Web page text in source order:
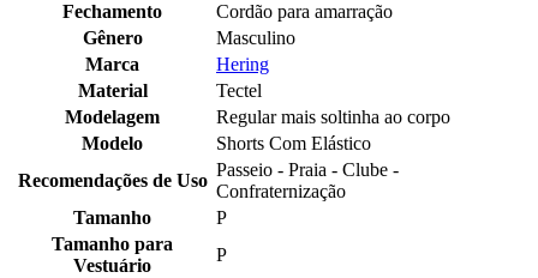
Fechamento
Cordão para amarração
Gênero
Masculino
Marca
Hering
Material
Tectel
Modelagem
Regular mais soltinha ao corpo
Modelo
Shorts Com Elástico
Recomendações de Uso
Passeio - Praia - Clube -
Confraternização
Tamanho
P
Tamanho para
Vestuário
P